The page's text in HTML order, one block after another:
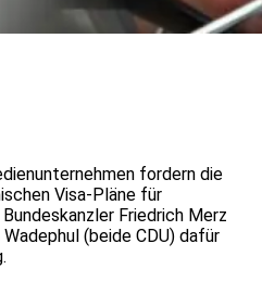
fordern die
Visa-Pläne für
Friedrich Merz
(beide CDU) dafür